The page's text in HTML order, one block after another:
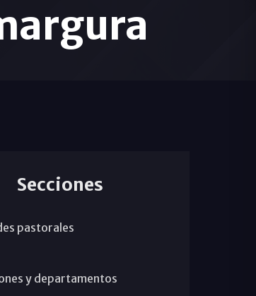
Secciones
pastorales
y departamentos